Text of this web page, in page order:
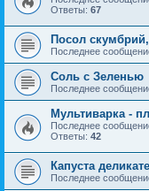
Ответы: 67
Посол
Последнее
Соль с Зеленью
Последнее
Мультиварка -
Последнее
Ответы: 42
Капуста
Последнее